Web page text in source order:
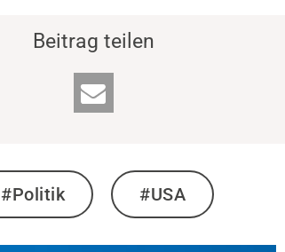
Beitrag teilen
#Politik #USA